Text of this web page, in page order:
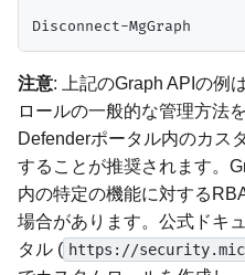
注意: 上記のGraph APIの例
ロールの一般的な管理方法
Defenderポータル内のカス
することが推奨されます。
内の特定の機能に対する
場合があります。公式ドキ
タル ( https://